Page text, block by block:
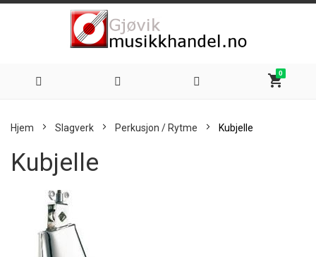
shopping_cart
0
innhold
Hjem Slagverk Perkusjon / Rytme Kubjelle
Kubjelle